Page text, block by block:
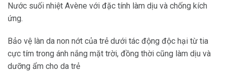
Nước suối nhiệt Avène với đặc tính làm dịu và chống kích
ứng.
Bảo vệ làn da non nớt của trẻ dưới tác động độc hại từ tia
cực tím trong ánh nắng mặt trời, đồng thời cũng làm dịu và
dưỡng ẩm cho da trẻ